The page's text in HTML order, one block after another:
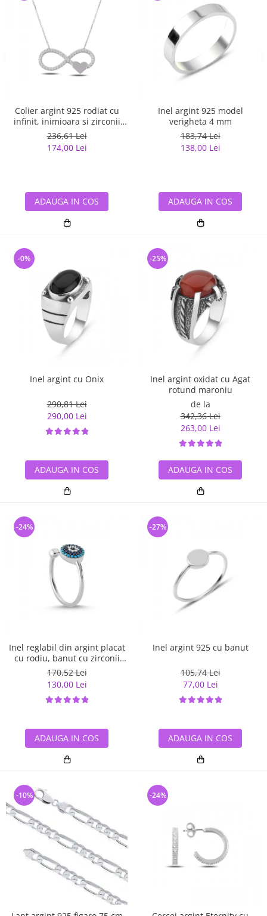
Colier argint 925 rodiat cu
infinit, inimioara si zirconii
albe - Infinite You CTU0067
236,61 Lei
174,00 Lei
ADAUGA IN COS
Inel argint 925 model
verigheta 4 mm
183,74 Lei
138,00 Lei
ADAUGA IN COS
Inel argint cu Onix
290,81 Lei
290,00 Lei
-0%
ADAUGA IN COS
Inel argint oxidat cu Agat
rotund maroniu
de la
342,36 Lei
263,00 Lei
-25%
ADAUGA IN COS
Inel reglabil din argint placat
cu rodiu, banut cu zirconii
albe si albastre
170,52 Lei
130,00 Lei
-24%
ADAUGA IN COS
Inel argint 925 cu banut
105,74 Lei
77,00 Lei
-27%
ADAUGA IN COS
-10% -24%